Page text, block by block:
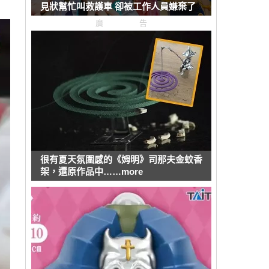
見狀幫忙叫救護車 卻被工作人員嫌棄了
廣告
很有夏天氛圍感的《姆明》司那夫金蚊香
架，還原作品中……more